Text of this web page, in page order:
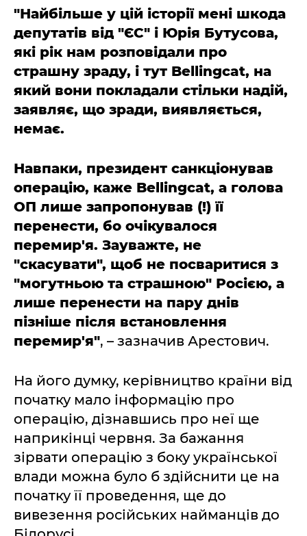
"Найбільше у цій історії мені шкода
депутатів від "ЄС" і Юрія Бутусова,
які рік нам розповідали про
страшну зраду, і тут Bellingcat, на
який вони покладали стільки надій,
заявляє, що зради, виявляється,
немає.
Навпаки, президент санкціонував
операцію, каже Bellingcat, а голова
ОП лише запропонував (!) її
перенести, бо очікувалося
перемир'я. Зауважте, не
"скасувати", щоб не посваритися з
"могутньою та страшною" Росією, а
лише перенести на пару днів
пізніше після встановлення
перемир'я", – зазначив Арестович.
На його думку, керівництво країни від
початку мало інформацію про
операцію, дізнавшись про неї ще
наприкінці червня. За бажання
зірвати операцію з боку української
влади можна було б здійснити це на
початку її проведення, ще до
вивезення російських найманців до